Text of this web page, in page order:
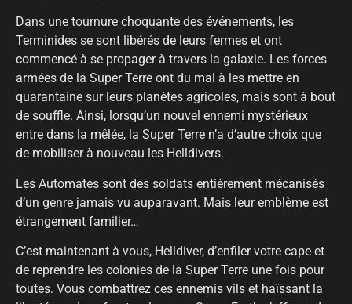
Dans une tournure choquante des événements, les
Terminides se sont libérés de leurs fermes et ont
commencé à se propager à travers la galaxie. Les forces
armées de la Super Terre ont du mal à les mettre en
quarantaine sur leurs planètes agricoles, mais sont à bout
de souffle. Ainsi, lorsqu’un nouvel ennemi mystérieux
entre dans la mêlée, la Super Terre n’a d’autre choix que
de mobiliser à nouveau les Helldivers.
Les Automates sont des soldats entièrement mécanisés
d’un genre jamais vu auparavant. Mais leur emblème est
étrangement familier…
C’est maintenant à vous, Helldiver, d’enfiler votre cape et
de reprendre les colonies de la Super Terre une fois pour
toutes. Vous combattrez ces ennemis vils et haïssant la